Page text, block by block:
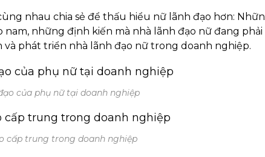
nhau chia sẻ để thấu hiểu nữ lãnh đạo hơn:
những định kiến mà nhà lãnh đạo nữ đang phải
và phát triển nhà lãnh đạo nữ trong doanh nghiệp.
của phụ nữ tại doanh nghiệp
cấp trung trong doanh nghiệp